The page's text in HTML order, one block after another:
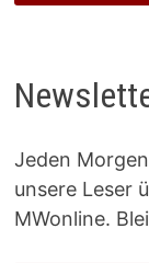
Jeden
unsere Leser
MWonline.